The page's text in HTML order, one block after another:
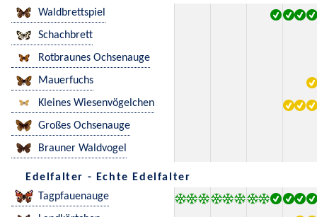
Waldbrettspiel
Schachbrett
Rotbraunes Ochsenauge
Mauerfuchs
Kleines Wiesenvögelchen
Großes Ochsenauge
Brauner Waldvogel
Edelfalter - Echte Edelfalter
Tagpfauenauge